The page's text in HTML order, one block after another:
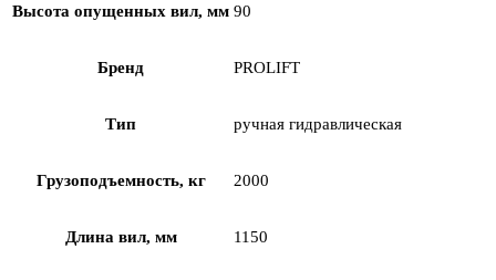
Высота опущенных вил, мм 90
Бренд PROLIFT
Тип ручная гидравлическая
Грузоподъемность, кг 2000
Длина вил, мм 1150